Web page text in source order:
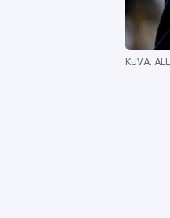
KUVA: